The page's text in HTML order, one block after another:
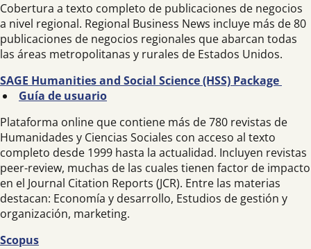
Cobertura a texto completo de publicaciones de negocios
a nivel regional. Regional Business News incluye más de 80
publicaciones de negocios regionales que abarcan todas
las áreas metropolitanas y rurales de Estados Unidos.
SAGE Humanities and Social Science (HSS) Package
Guía de usuario
Plataforma online que contiene más de 780 revistas de
Humanidades y Ciencias Sociales con acceso al texto
completo desde 1999 hasta la actualidad. Incluyen revistas
peer-review, muchas de las cuales tienen factor de impacto
en el Journal Citation Reports (JCR). Entre las materias
destacan: Economía y desarrollo, Estudios de gestión y
organización, marketing.
Scopus